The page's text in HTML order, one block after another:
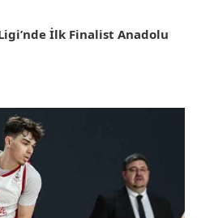
İlk Finalist Anadolu